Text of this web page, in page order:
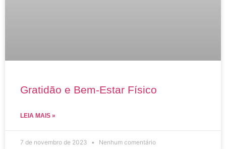
Gratidão e Bem-Estar Físico
LEIA MAIS »
7 de novembro de 2023 Nenhum comentário